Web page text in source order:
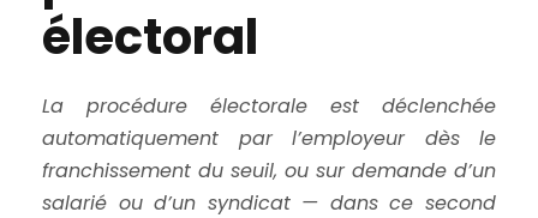
électoral
La procédure électorale est déclenchée
automatiquement par l’employeur dès le
franchissement du seuil, ou sur demande d’un
salarié ou d’un syndicat — dans ce second